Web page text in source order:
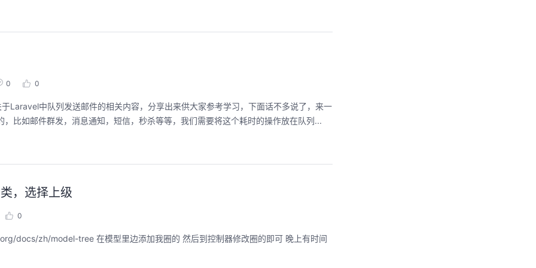
0 0
经常使用的，比如邮件群发，消息通知，短信，秒杀等等，我们需要将这个耗时的操作放在队列...
，选择上级
0